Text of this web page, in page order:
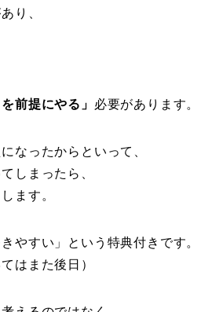
り、
前提にやる」 必要があります。
なったからといって、
しまったら、
ます。
やすい」という特典付きです。
はまた後日）